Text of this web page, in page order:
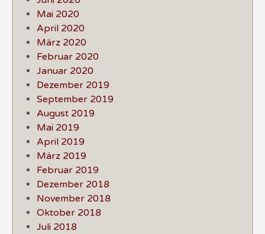
Mai 2020
April 2020
März 2020
Februar 2020
Januar 2020
Dezember 2019
September 2019
August 2019
Mai 2019
April 2019
März 2019
Februar 2019
Dezember 2018
November 2018
Oktober 2018
Juli 2018